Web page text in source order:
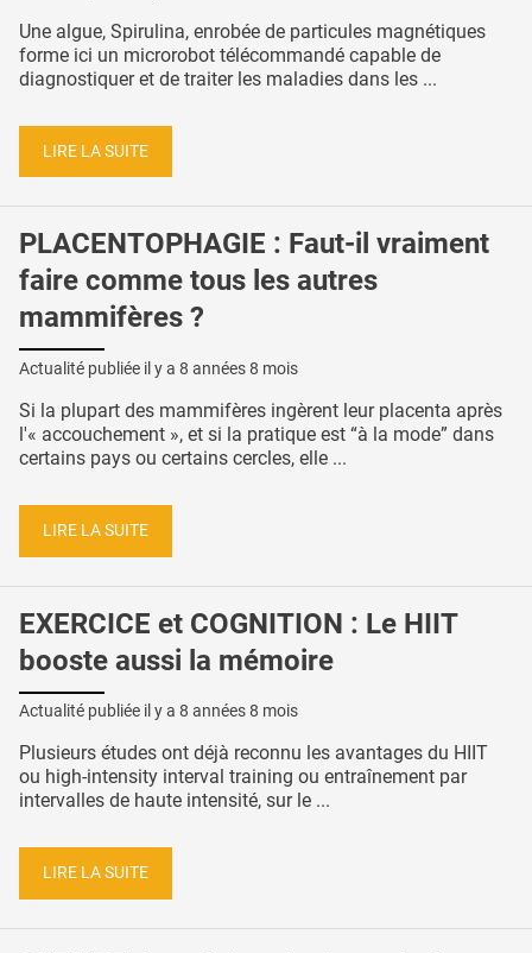
Une algue, Spirulina, enrobée de particules magnétiques
forme ici un microrobot télécommandé capable de
diagnostiquer et de traiter les maladies dans les ...
LIRE LA SUITE
PLACENTOPHAGIE : Faut-il vraiment
faire comme tous les autres
mammifères ?
Actualité publiée il y a 8 années 8 mois
Si la plupart des mammifères ingèrent leur placenta après
l'« accouchement », et si la pratique est “à la mode” dans
certains pays ou certains cercles, elle ...
LIRE LA SUITE
EXERCICE et COGNITION : Le HIIT
booste aussi la mémoire
Actualité publiée il y a 8 années 8 mois
Plusieurs études ont déjà reconnu les avantages du HIIT
ou high-intensity interval training ou entraînement par
intervalles de haute intensité, sur le ...
LIRE LA SUITE